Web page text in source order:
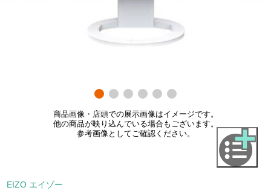
商品画像・店頭での展示画像はイメージです。
他の商品が映り込んでいる場合もございます。
参考画像としてご確認ください。
EIZO エイゾー